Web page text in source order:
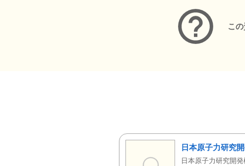
こ
日本原子力研究
日本原子力研究開